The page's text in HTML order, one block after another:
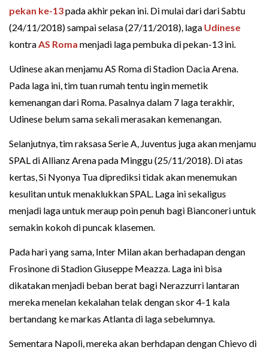
pekan ke-13pada akhir pekan ini. Di mulai dari dari Sabtu
(24/11/2018) sampai selasa (27/11/2018), laga Udinese
kontraAS Roma menjadi laga pembuka di pekan-13 ini.
Udinese akan menjamu AS Roma di Stadion Dacia Arena.
Pada laga ini, tim tuan rumah tentu ingin memetik
kemenangan dari Roma. Pasalnya dalam 7 laga terakhir,
Udinese belum sama sekali merasakan kemenangan.
Selanjutnya, tim raksasa Serie A, Juventus juga akan menjamu
SPAL di Allianz Arena pada Minggu (25/11/2018). Di atas
kertas, Si Nyonya Tua diprediksi tidak akan menemukan
kesulitan untuk menaklukkan SPAL. Laga ini sekaligus
menjadi laga untuk meraup poin penuh bagi Bianconeri untuk
semakin kokoh di puncak klasemen.
Pada hari yang sama, Inter Milan akan berhadapan dengan
Frosinone di Stadion Giuseppe Meazza. Laga ini bisa
dikatakan menjadi beban berat bagi Nerazzurri lantaran
mereka menelan kekalahan telak dengan skor 4-1 kala
bertandang ke markas Atlanta di laga sebelumnya.
Sementara Napoli, mereka akan berhdapan dengan Chievo di